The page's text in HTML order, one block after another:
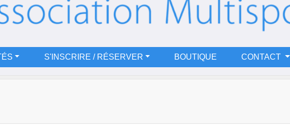
S'INSCRIRE / RÉSERVER BOUTIQUE CONTACT